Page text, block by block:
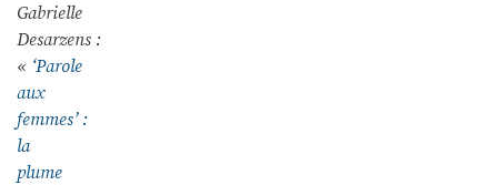
Gabrielle
Desarzens :
« ‘Parole
aux
femmes’ :
la
plume